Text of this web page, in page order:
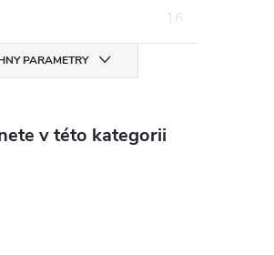
16
PARAMETRY
v této kategorii